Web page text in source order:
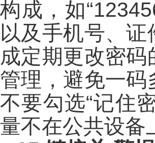
构成，如
以及手机号、
成定期更改密
管理，避免一
不要勾选“记住
量不在公共设备